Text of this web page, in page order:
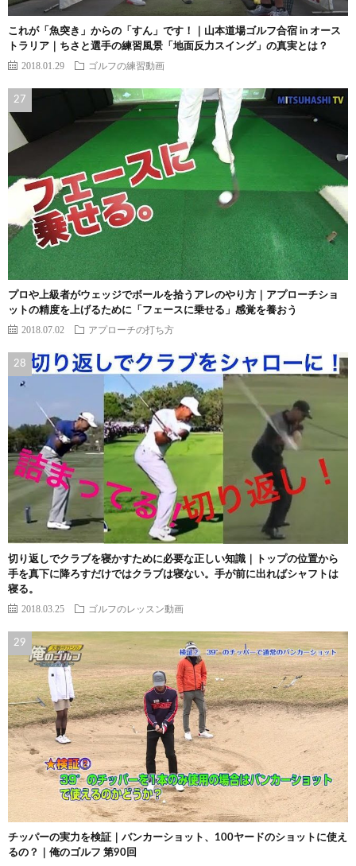
これが「魚突き」からの「すん」です！｜山本道場ゴルフ合宿 in オース
トラリア｜ちさと選手の練習風景「地面反力スイング」の真実とは？
2018.01.29 ゴルフの練習動画
プロや上級者がウェッジでボールを拾うアレのやり方｜アプローチショ
ットの精度を上げるために「フェースに乗せる」感覚を養おう
2018.07.02 アプローチの打ち方
切り返しでクラブを寝かすために必要な正しい知識｜トップの位置から
手を真下に降ろすだけではクラブは寝ない。手が前に出ればシャフトは
寝る。
2018.03.25 ゴルフのレッスン動画
チッパーの実力を検証｜バンカーショット、100ヤードのショットに使え
るの？｜俺のゴルフ 第90回